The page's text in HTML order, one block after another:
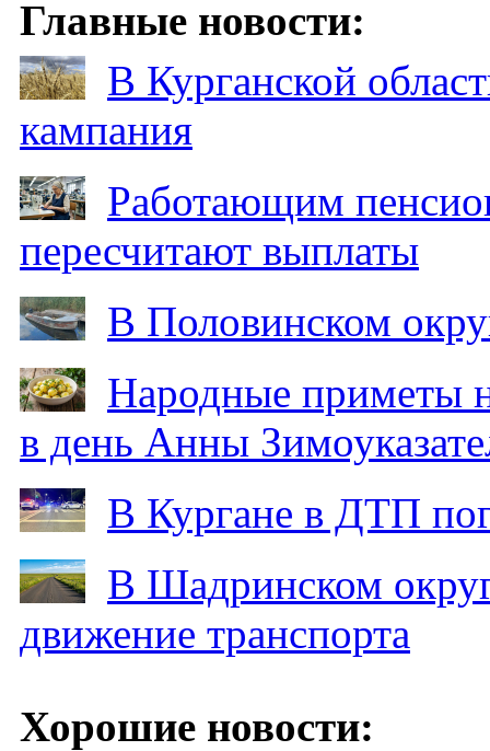
Главные новости:
В Курганской
кампания
Работающим
пересчитают выплаты
В Половинском
Народные приметы
в день Анны
В Кургане в ДТП
В Шадринском
движение транспорта
Хорошие новости: